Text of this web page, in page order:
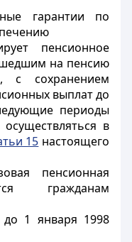
гарантии по
пенсионное
на пенсию
сохранением
выплат до
периоды
в
15 настоящего
пенсионная
гражданам
1 января 1998